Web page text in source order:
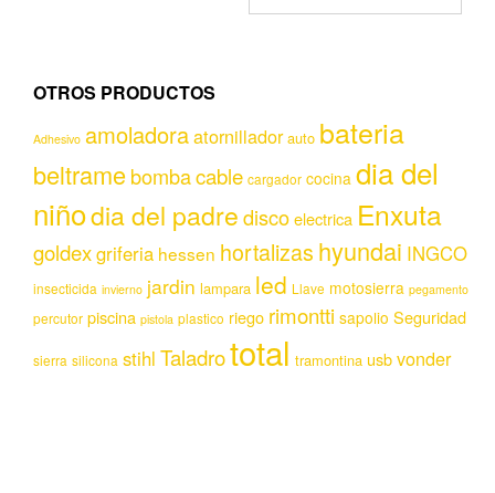
OTROS PRODUCTOS
Adhesivo amoladoraatornillador auto bateria
beltramebombacable cargador cocina dia del
niñodia del padrediscoelectrica Enxuta
goldexgriferia hessen hortalizas hyundai INGCO
insecticida invierno jardin lampara led Llave motosierra pegamento
percutor piscina pistola plastico riego rimontti sapolio Seguridad
sierra silicona stihl Taladrototal tramontina usbvonder